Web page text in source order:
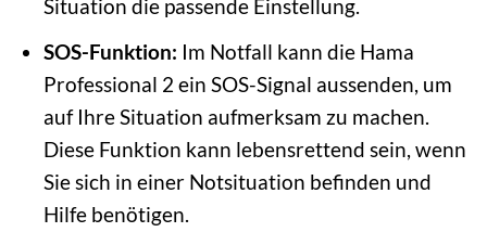
Situation die passende Einstellung.
SOS-Funktion: Im Notfall kann die Hama
Professional 2 ein SOS-Signal aussenden, um
auf Ihre Situation aufmerksam zu machen.
Diese Funktion kann lebensrettend sein, wenn
Sie sich in einer Notsituation befinden und
Hilfe benötigen.